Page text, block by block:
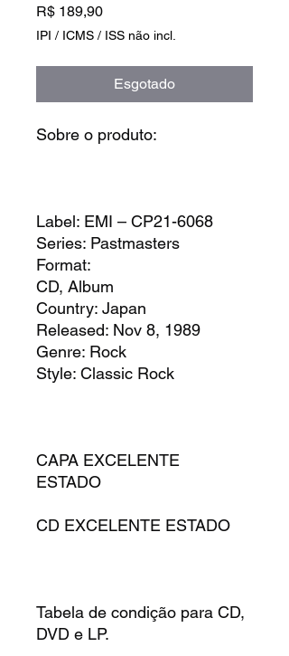
R$ 189,90Preço
IPI / ICMS / ISS não incl.
Esgotado
Sobre o produto:
Label: EMI – CP21-6068
Series: Pastmasters
Format:
CD, Album
Country: Japan
Released: Nov 8, 1989
Genre: Rock
Style: Classic Rock
CAPA EXCELENTE
ESTADO
CD EXCELENTE ESTADO
Tabela de condição para CD,
DVD e LP.